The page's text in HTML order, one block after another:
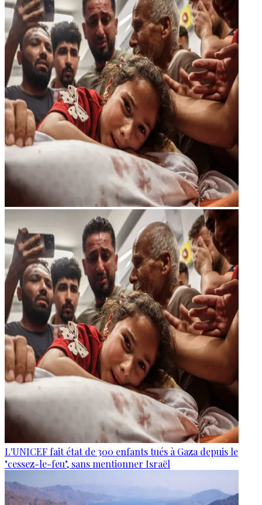
L'UNICEF fait état de 300 enfants tués à Gaza depuis le
"cessez-le-feu", sans mentionner Israël